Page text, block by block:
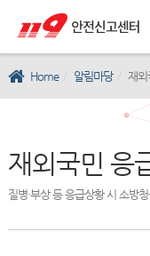
Home 알림마당 재외
재외국민 응
질병·부상 등 응급상황 시 소방